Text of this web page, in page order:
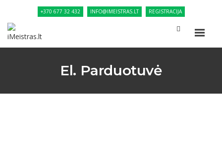
+370 677 32 432 INFO@IMEISTRAS.LT REGISTRACIJA
El. Parduotuvė